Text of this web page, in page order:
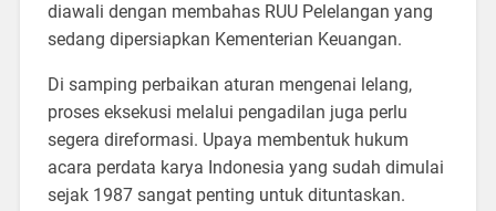
diawali dengan membahas RUU Pelelangan yang
sedang dipersiapkan Kementerian Keuangan.
Di samping perbaikan aturan mengenai lelang,
proses eksekusi melalui pengadilan juga perlu
segera direformasi. Upaya membentuk hukum
acara perdata karya Indonesia yang sudah dimulai
sejak 1987 sangat penting untuk dituntaskan.